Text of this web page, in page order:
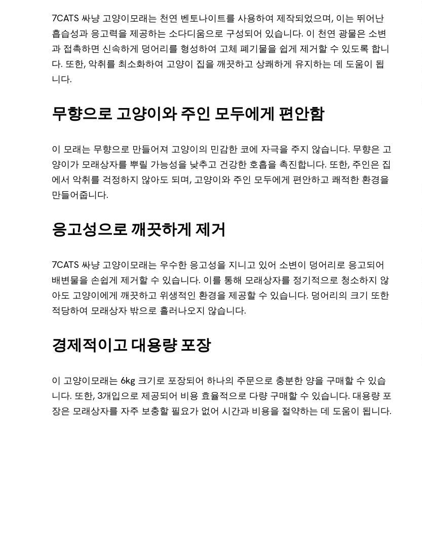
7CATS 싸냥 고양이모래는 천연 벤토나이트를 사용하여 제작되었으며, 이는 뛰어난
흡습성과 응고력을 제공하는 소다디움으로 구성되어 있습니다. 이 천연 광물은 소변
과 접촉하면 신속하게 덩어리를 형성하여 고체 폐기물을 쉽게 제거할 수 있도록 합니
다. 또한, 악취를 최소화하여 고양이 집을 깨끗하고 상쾌하게 유지하는 데 도움이 됩
니다.
무향으로 고양이와 주인 모두에게 편안함
이 모래는 무향으로 만들어져 고양이의 민감한 코에 자극을 주지 않습니다. 무향은 고
양이가 모래상자를 뿌릴 가능성을 낮추고 건강한 호흡을 촉진합니다. 또한, 주인은 집
에서 악취를 걱정하지 않아도 되며, 고양이와 주인 모두에게 편안하고 쾌적한 환경을
만들어줍니다.
응고성으로 깨끗하게 제거
7CATS 싸냥 고양이모래는 우수한 응고성을 지니고 있어 소변이 덩어리로 응고되어
배변물을 손쉽게 제거할 수 있습니다. 이를 통해 모래상자를 정기적으로 청소하지 않
아도 고양이에게 깨끗하고 위생적인 환경을 제공할 수 있습니다. 덩어리의 크기 또한
적당하여 모래상자 밖으로 흘러나오지 않습니다.
경제적이고 대용량 포장
이 고양이모래는 6kg 크기로 포장되어 하나의 주문으로 충분한 양을 구매할 수 있습
니다. 또한, 3개입으로 제공되어 비용 효율적으로 다량 구매할 수 있습니다. 대용량 포
장은 모래상자를 자주 보충할 필요가 없어 시간과 비용을 절약하는 데 도움이 됩니다.